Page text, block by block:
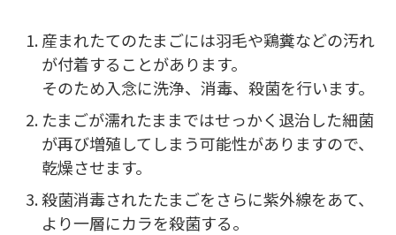
産まれたてのたまごには羽毛や鶏糞などの汚れ
が付着することがあります。
そのため入念に洗浄、消毒、殺菌を行います。
たまごが濡れたままではせっかく退治した細菌
が再び増殖してしまう可能性がありますので、
乾燥させます。
殺菌消毒されたたまごをさらに紫外線をあて、
より一層にカラを殺菌する。